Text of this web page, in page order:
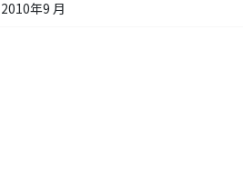
2010年9 月